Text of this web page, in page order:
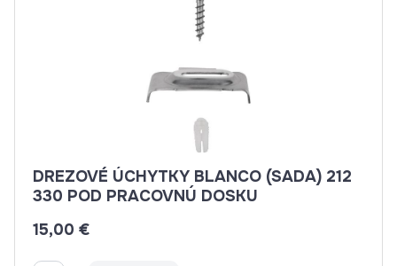
DREZOVÉ ÚCHYTKY BLANCO (SADA) 212
330 POD PRACOVNÚ DOSKU
15,00 €